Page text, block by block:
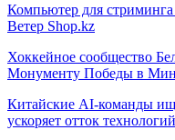
Компьютер для
Ветер Shop.kz
Хоккейное сообщество
Монументу Победы в
Китайские AI-команды
ускоряет отток